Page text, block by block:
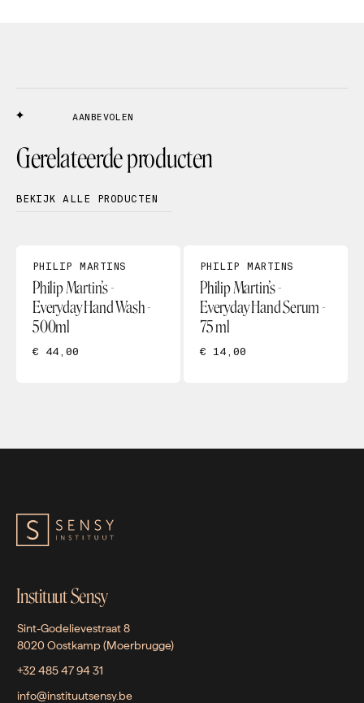
AANBEVOLEN
Gerelateerde producten
BEKIJK ALLE PRODUCTEN
PHILIP MARTINS
Philip Martin’s -
Everyday Hand Wash -
500ml
€ 44,00
PHILIP MARTINS
Philip Martin’s -
Everyday Hand Serum -
75 ml
€ 14,00
Instituut Sensy
Sint-Godelievestraat 8
8020 Oostkamp (Moerbrugge)
+32 485 47 94 31
info@instituutsensy.be